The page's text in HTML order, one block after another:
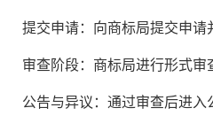
提交申请：向商标局提交申请
审查阶段：商标局进行形式审
公告与异议：通过审查后进入